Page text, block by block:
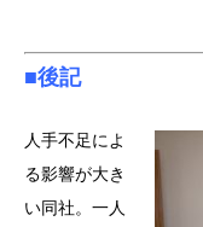
■後記
人手不足によ
る影響が大き
い同社。一人